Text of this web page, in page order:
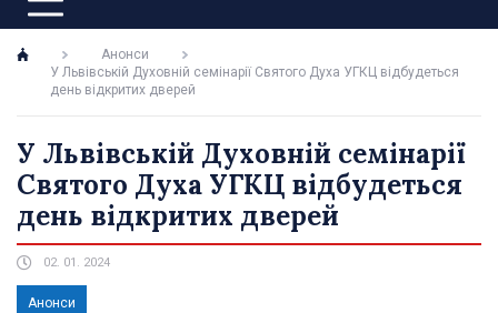
Анонси
У Львівській Духовній семінарії Святого Духа УГКЦ відбудеться
день відкритих дверей
У Львівській Духовній семінарії
Святого Духа УГКЦ відбудеться
день відкритих дверей
02. 01. 2024
Анонси